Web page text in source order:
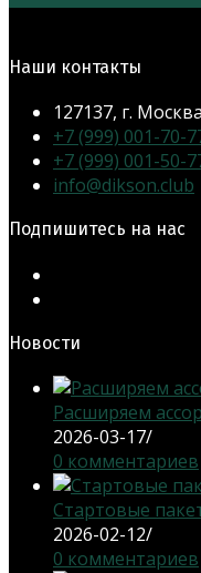
Наши контакты
127137, г.
+7 (999) 001-70-
+7 (999) 001-50-
info@dikson.club
Подпишитесь на нас
вкладке
новой
вкладке
Новости
Расширяем
2026-03-17/
0 комментариев
Стартовые
2026-02-12/
0 комментариев